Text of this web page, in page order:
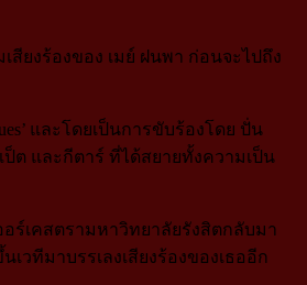
เสียงร้องของ เมย์ ฝนพา ก่อนจะไปถึง
และโดยเป็นการขับร้องโดย ปั่น
ต และกีตาร์ ที่ได้สยายทั้งความเป็น
อร์เคสตรามหาวิทยาลัยรังสิตกลับมา
วทีมาบรรเลงเสียงร้องของเธออีก